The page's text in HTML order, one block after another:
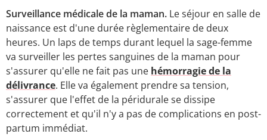
Surveillance médicale de la maman. Le séjour en salle de
naissance est d'une durée règlementaire de deux
heures. Un laps de temps durant lequel la sage-femme
va surveiller les pertes sanguines de la maman pour
s'assurer qu'elle ne fait pas une hémorragie de la
délivrance. Elle va également prendre sa tension,
s'assurer que l'effet de la péridurale se dissipe
correctement et qu'il n'y a pas de complications en post-
partum immédiat.